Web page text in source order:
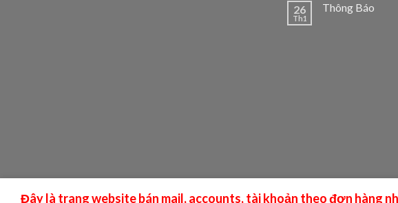
26
Th1
Thông Báo
Đây là trang website bán mail, accounts, tài khoản theo đơn hàng